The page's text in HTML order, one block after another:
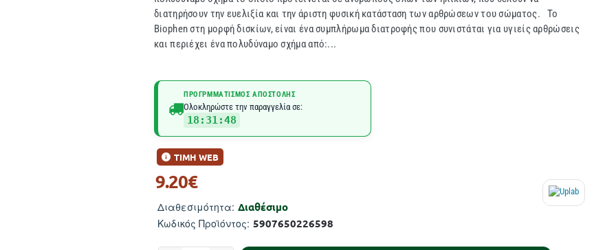
διατηρήσουν την ευελιξία και την άριστη φυσική κατάσταση των αρθρώσεων του σώματος. Το
Biophen στη μορφή δισκίων, είναι ένα συμπλήρωμα διατροφής που συνιστάται για υγιείς αρθρώσεις
και περιέχει ένα πολυδύναμο σχήμα από:...
ΠΡΟΓΡΜΜΑΤΙΣΜΌΣ ΑΠΟΣΤΟΛΉΣ
Ολοκληρώστε την παραγγελία σε:
18:31:47
Διαθεσιμότητα: Διαθέσιμο
Κωδικός Προϊόντος: 5907650226598
ΤΙΜΗ WEB
9.20€